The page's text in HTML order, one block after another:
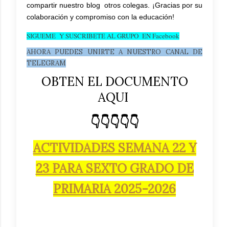
compartir nuestro blog otros colegas. ¡Gracias por su
colaboración y compromiso con la educación!
SIGUEME Y SUSCRIBETE AL GRUPO EN Facebook
AHORA PUEDES UNIRTE A NUESTRO CANAL DE
TELEGRAM
OBTEN EL DOCUMENTO
AQUI
👇👇👇👇👇
ACTIVIDADES SEMANA 22 Y
23 PARA SEXTO GRADO DE
PRIMARIA 2025-2026